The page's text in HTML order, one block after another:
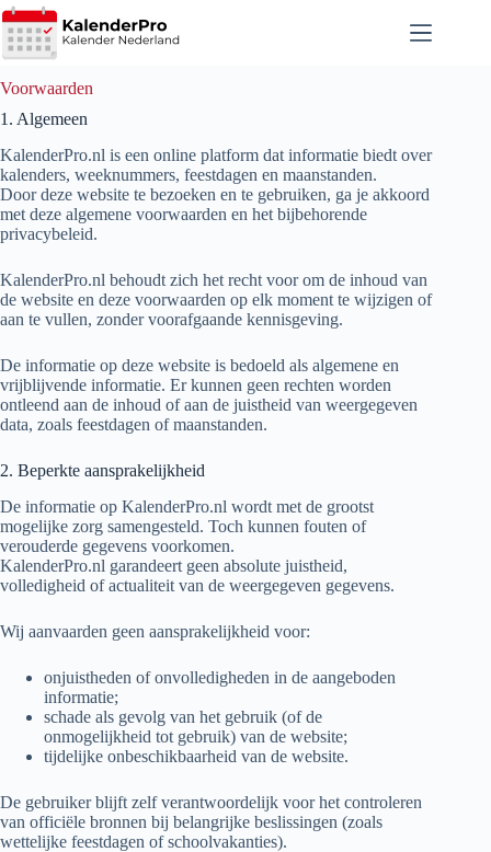
Ga
naar
de
Voorwaarden
1. Algemeen
KalenderPro.nl is een online platform dat informatie biedt over
kalenders, weeknummers, feestdagen en maanstanden.
Door deze website te bezoeken en te gebruiken, ga je akkoord
met deze algemene voorwaarden en het bijbehorende
privacybeleid.
KalenderPro.nl behoudt zich het recht voor om de inhoud van
de website en deze voorwaarden op elk moment te wijzigen of
aan te vullen, zonder voorafgaande kennisgeving.
De informatie op deze website is bedoeld als algemene en
vrijblijvende informatie. Er kunnen geen rechten worden
ontleend aan de inhoud of aan de juistheid van weergegeven
data, zoals feestdagen of maanstanden.
2. Beperkte aansprakelijkheid
De informatie op KalenderPro.nl wordt met de grootst
mogelijke zorg samengesteld. Toch kunnen fouten of
verouderde gegevens voorkomen.
KalenderPro.nl garandeert geen absolute juistheid,
volledigheid of actualiteit van de weergegeven gegevens.
Wij aanvaarden geen aansprakelijkheid voor:
onjuistheden of onvolledigheden in de aangeboden
informatie;
schade als gevolg van het gebruik (of de
onmogelijkheid tot gebruik) van de website;
tijdelijke onbeschikbaarheid van de website.
De gebruiker blijft zelf verantwoordelijk voor het controleren
van officiële bronnen bij belangrijke beslissingen (zoals
wettelijke feestdagen of schoolvakanties).